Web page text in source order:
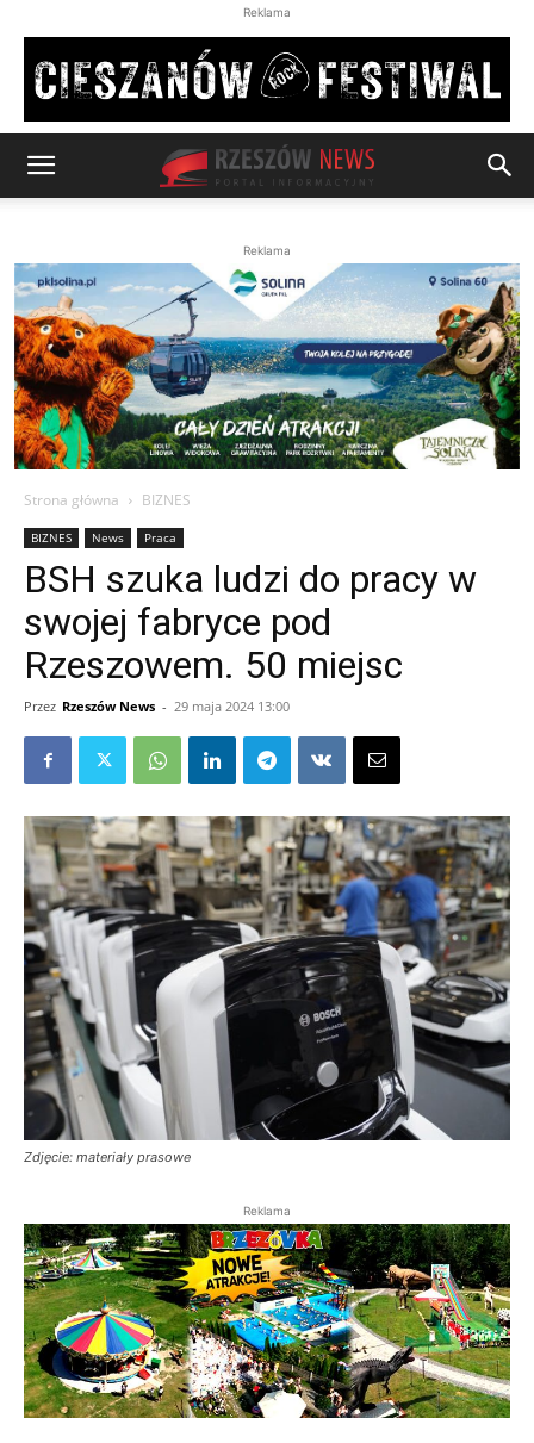
Reklama
Reklama
Strona główna BIZNES
BIZNES News Praca
BSH szuka ludzi do pracy w
swojej fabryce pod
Rzeszowem. 50 miejsc
Przez Rzeszów News - 29 maja 2024 13:00
Zdjęcie: materiały prasowe
Reklama